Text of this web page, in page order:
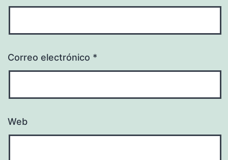
Correo electrónico *
Web